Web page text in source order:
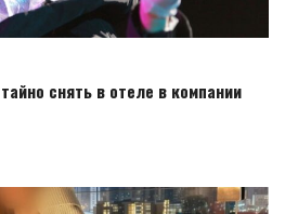
снять в отеле в компании